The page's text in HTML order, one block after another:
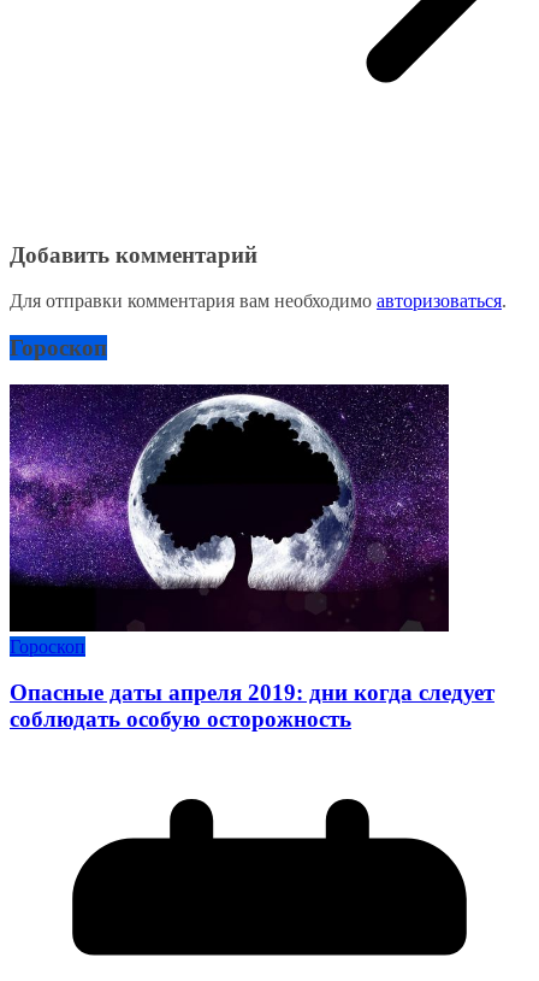
Добавить комментарий
Для отправки комментария вам необходимо авторизоваться.
Гороскоп
Гороскоп
Опасные даты апреля 2019: дни когда следует
соблюдать особую осторожность